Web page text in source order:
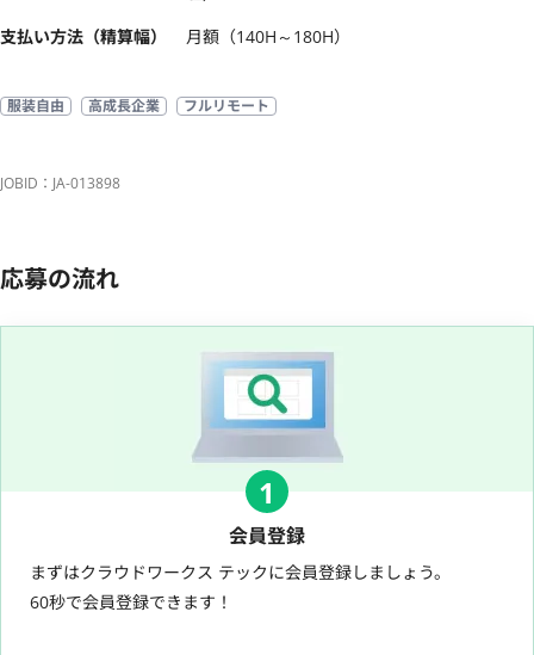
支払い方法（精算幅）
月額（140H～180H）
服装自由 高成長企業 フルリモート
JOBID：JA-013898
応募の流れ
1
会員登録
まずはクラウドワークス テックに会員登録しましょう。
60秒で会員登録できます！